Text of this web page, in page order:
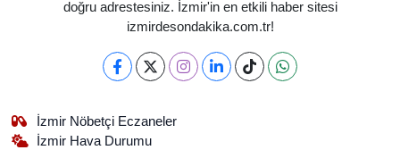
doğru adrestesiniz. İzmir'in en etkili haber sitesi
izmirdesondakika.com.tr!
İzmir Nöbetçi Eczaneler
İzmir Hava Durumu